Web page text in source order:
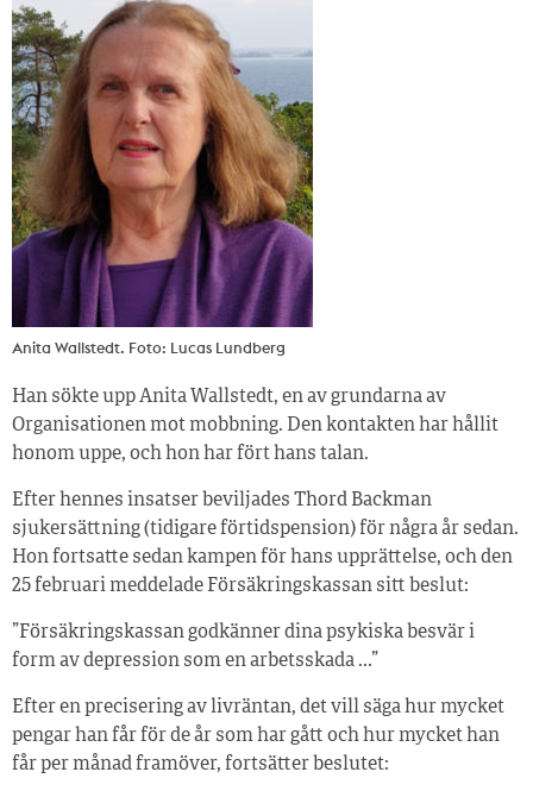
Anita Wallstedt. Foto: Lucas Lundberg
Han sökte upp Anita Wallstedt, en av grundarna av
Organisationen mot mobbning. Den kontakten har hållit
honom uppe, och hon har fört hans talan.
Efter hennes insatser beviljades Thord Backman
sjukersättning (tidigare förtidspension) för några år sedan.
Hon fortsatte sedan kampen för hans upprättelse, och den
25 februari meddelade Försäkringskassan sitt beslut:
”Försäkringskassan godkänner dina psykiska besvär i
form av depression som en arbetsskada …”
Efter en precisering av livräntan, det vill säga hur mycket
pengar han får för de år som har gått och hur mycket han
får per månad framöver, fortsätter beslutet: